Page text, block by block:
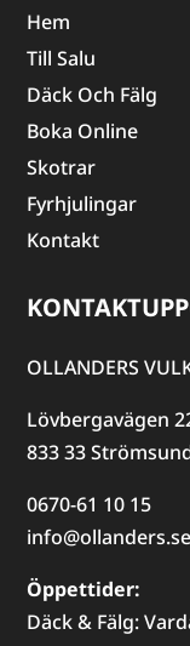
Hem
Till Salu
Däck Och Fälg
Boka Online
Skotrar
Fyrhjulingar
Kontakt
OLLANDERS
Lövbergavägen
833 33
0670-61 10 15
info@ollanders.se
Öppettider:
Däck & Fälg: